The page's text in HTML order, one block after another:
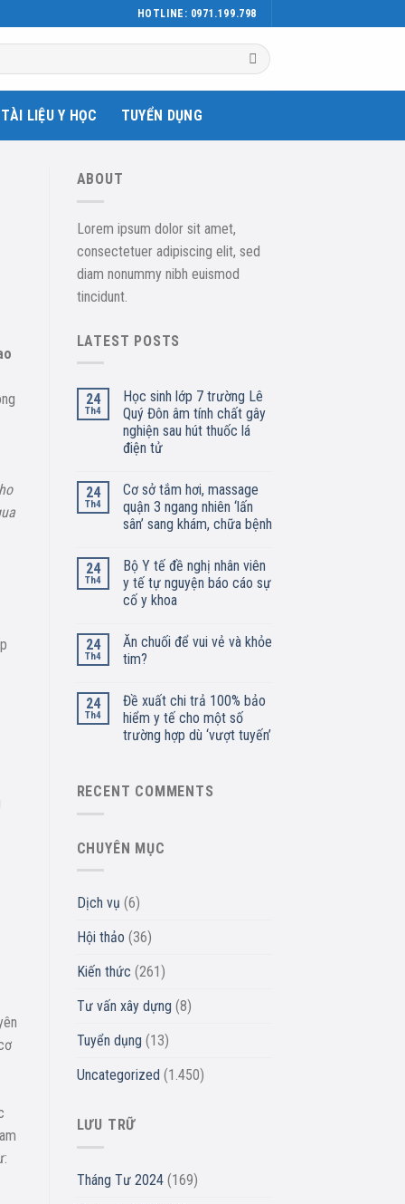
HOTLINE: 0971.199.798
TÀI LIỆU Y HỌC TUYỂN DỤNG
ABOUT
Lorem ipsum dolor sit amet,
consectetuer adipiscing elit, sed
diam nonummy nibh euismod
tincidunt.
LATEST POSTS
24
Th4
Học sinh lớp 7 trường Lê
Quý Đôn âm tính chất gây
nghiện sau hút thuốc lá
điện tử
24
Th4
Cơ sở tắm hơi, massage
quận 3 ngang nhiên ‘lấn
sân’ sang khám, chữa bệnh
24
Th4
Bộ Y tế đề nghị nhân viên
y tế tự nguyện báo cáo sự
cố y khoa
24
Th4
Ăn chuối để vui vẻ và khỏe
tim?
24
Th4
Đề xuất chi trả 100% bảo
hiểm y tế cho một số
trường hợp dù ‘vượt tuyến’
RECENT COMMENTS
CHUYÊN MỤC
Dịch vụ (6)
Hội thảo (36)
Kiến thức (261)
Tư vấn xây dựng (8)
Tuyển dụng (13)
Uncategorized (1.450)
LƯU TRỮ
Tháng Tư 2024(169)